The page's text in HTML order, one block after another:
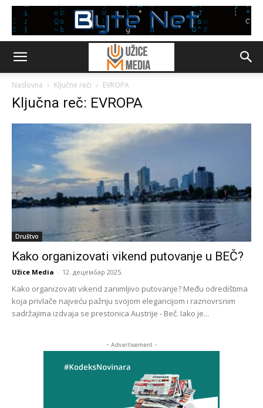
Naslovna Ključne reči EVROPA
Ključna reč: EVROPA
Društvo
Kako organizovati vikend putovanje u BEČ?
Užice Media - 12. децембар 2025.
Kako organizovati vikend zanimljivo putovanje? Među odredištima
koja privlače najveću pažnju svojom elegancijom i raznovrsnim
sadržajima izdvaja se prestonica Austrije - Beč. Iako je...
- Advertisement -